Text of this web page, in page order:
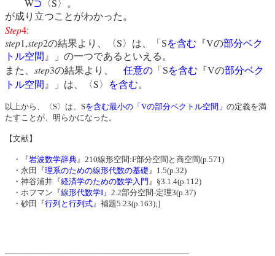
W⊃ 〈S〉。
が成り立つことがわかった。
Step4:
step1,step2の結果より、〈S〉は、「 Sを含む 『Vの部分ベク
トル空間 』」の一つであるといえる。
また、 step3の結果より、 任意の 「 Sを含む 『Vの部分ベク
トル空間 』」は、〈S〉 を含む。
以上から、〈S〉は、Sを含む最小の「Vの部分ベクトル空間」 の定義を満
たすことが、明らかになった。
【文献】
・『岩波数学辞典 』210線形空間:F部分空間と商空間(p.571)
・永田『理系のための線形代数の基礎 』1.5(p.32)
・神谷浦井『経済学のための数学入門 』§3.1.4(p.112)
・ホフマン『線形代数学I 』2.2部分空間-定理3(p.37)
・砂田『行列と行列式 』補題5.23(p.163);]